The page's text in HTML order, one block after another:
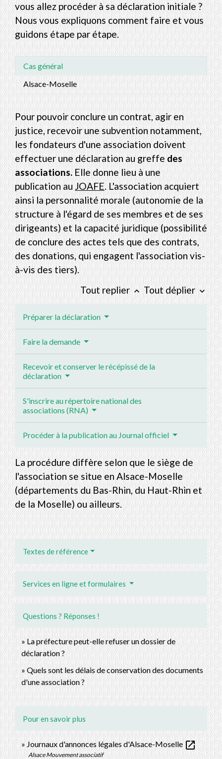
vous allez procéder à sa déclaration initiale ?
Nous vous expliquons comment faire et vous
guidons étape par étape.
Cas général
Alsace-Moselle
Pour pouvoir conclure un contrat, agir en
justice, recevoir une subvention notamment,
les fondateurs d'une association doivent
effectuer une déclaration au greffedes
associations.Elle donne lieu à une
publication auJOAFE. L'association acquiert
ainsi la personnalité morale (autonomie de la
structure à l'égard de ses membres et de ses
dirigeants) et la capacité juridique (possibilité
de conclure des actes tels que des contrats,
des donations, qui engagent l'association vis-
à-vis des tiers).
Tout replier keyboard_arrow_up Tout déplier keyboard_arrow_down
Préparer la déclaration
Faire la demande
Recevoir et conserver le récépissé de la
déclaration
S'inscrire au répertoire national des
associations (RNA)
Procéder à la publication au Journal officiel
La procédure diffère selon que le siège de
l'association se situe en Alsace-Moselle
(départements du Bas-Rhin, du Haut-Rhin et
de la Moselle) ou ailleurs.
Textes de référence
Services en ligne et formulaires
Questions ? Réponses !
La préfecture peut-elle refuser un dossier de
déclaration ?
Quels sont les délais de conservation des documents
d'une association ?
Pour en savoir plus
Journaux d'annonces légales d'Alsace-Moselleopen_in_new
Alsace Mouvement associatif